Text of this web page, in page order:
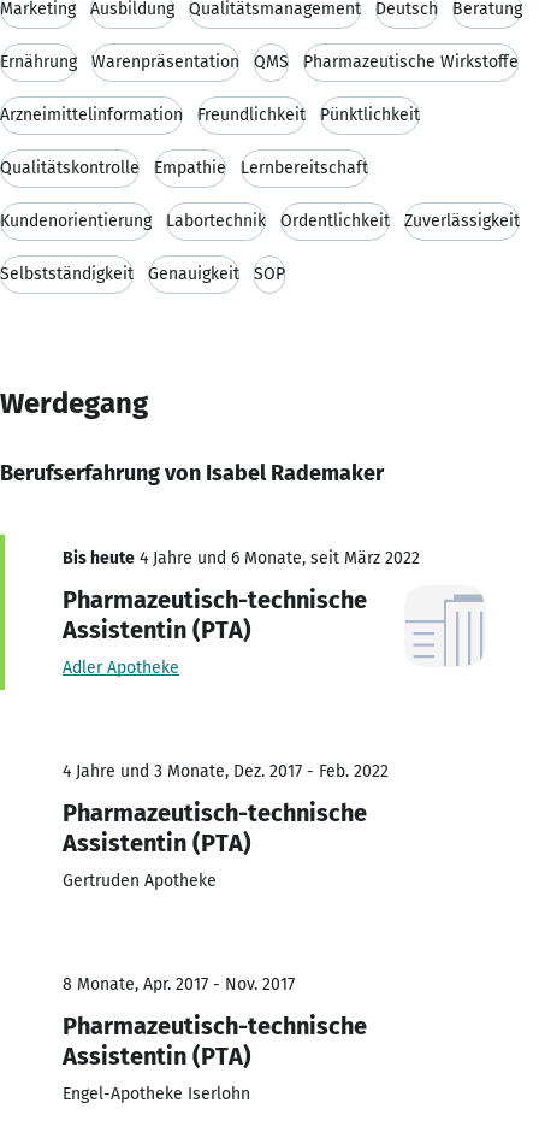
Marketing Ausbildung Qualitätsmanagement Deutsch Beratung
Ernährung Warenpräsentation QMS Pharmazeutische Wirkstoffe
Arzneimittelinformation Freundlichkeit Pünktlichkeit
Qualitätskontrolle Empathie Lernbereitschaft
Kundenorientierung Labortechnik Ordentlichkeit Zuverlässigkeit
Selbstständigkeit Genauigkeit SOP
Werdegang
Berufserfahrung von Isabel Rademaker
Bis heute 4 Jahre und 6 Monate, seit März 2022
Pharmazeutisch-technische
Assistentin (PTA)
Adler Apotheke
4 Jahre und 3 Monate, Dez. 2017 - Feb. 2022
Pharmazeutisch-technische
Assistentin (PTA)
Gertruden Apotheke
8 Monate, Apr. 2017 - Nov. 2017
Pharmazeutisch-technische
Assistentin (PTA)
Engel-Apotheke Iserlohn